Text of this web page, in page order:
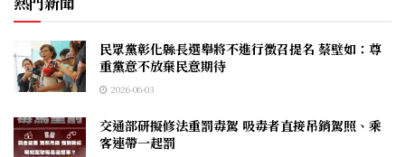
民眾黨彰化縣長選舉將不進行徵召提名 蔡壁如：尊
重黨意不放棄民意期待
2026-06-03
交通部研擬修法重罰毒駕 吸毒者直接吊銷駕照、乘
客連帶一起罰